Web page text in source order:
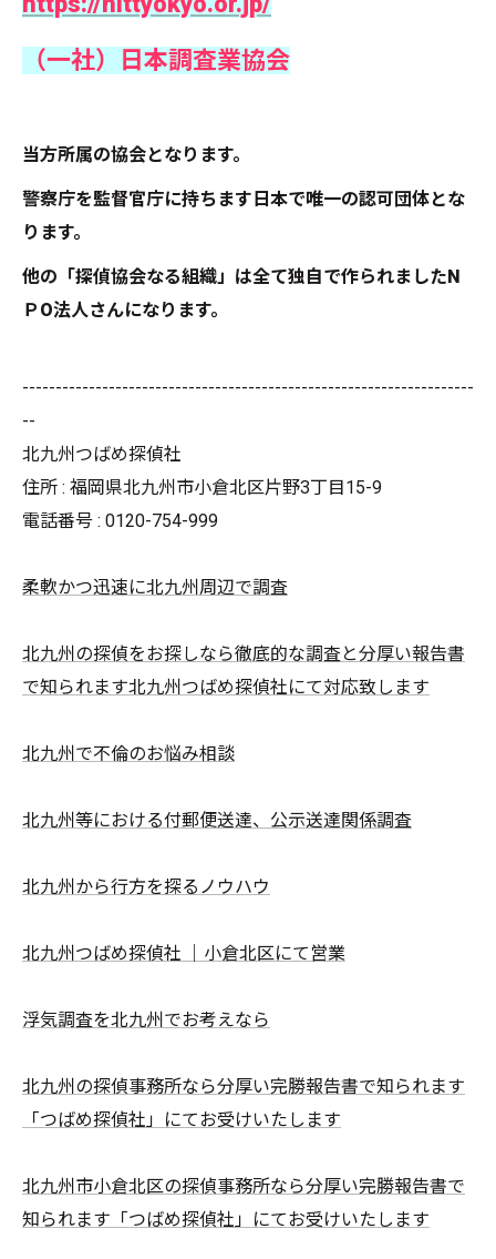
（一社）日本調査業協会
当方所属の協会となります。
警察庁を監督官庁に持ちます日本で唯一の認可団体とな
ります。
他の「探偵協会なる組織」は全て独自で作られましたN
ＰО法人さんになります。
--------------------------------------------------------------------
--
北九州つばめ探偵社
住所 : 福岡県北九州市小倉北区片野3丁目15-9
電話番号 : 0120-754-999
柔軟かつ迅速に北九州周辺で調査
北九州の探偵をお探しなら徹底的な調査と分厚い報告書
で知られます北九州つばめ探偵社にて対応致します
北九州で不倫のお悩み相談
北九州等における付郵便送達、公示送達関係調査
北九州から行方を探るノウハウ
北九州つばめ探偵社 ｜小倉北区にて営業
浮気調査を北九州でお考えなら
北九州の探偵事務所なら分厚い完勝報告書で知られます
「つばめ探偵社」にてお受けいたします
北九州市小倉北区の探偵事務所なら分厚い完勝報告書で
知られます「つばめ探偵社」にてお受けいたします